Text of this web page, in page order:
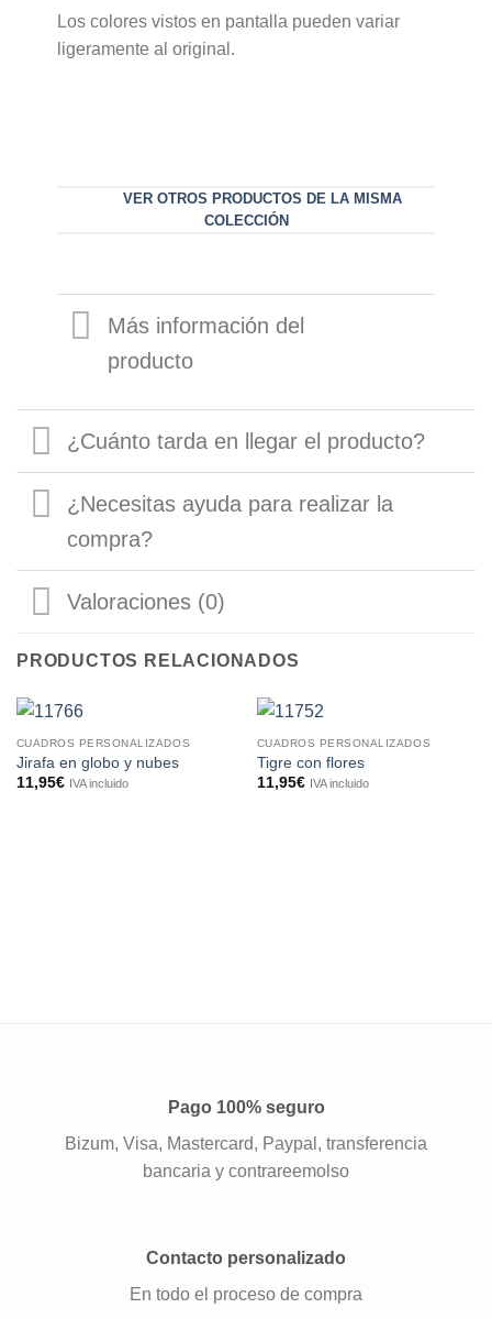
Los colores vistos en pantalla pueden variar
ligeramente al original.
VER OTROS PRODUCTOS DE LA MISMA
COLECCIÓN
Más información del
producto
¿Cuánto tarda en llegar el producto?
¿Necesitas ayuda para realizar la
compra?
Valoraciones (0)
PRODUCTOS RELACIONADOS
CUADROS PERSONALIZADOS
Jirafa en globo y nubes
11,95€ IVA incluido
CUADROS PERSONALIZADOS
Tigre con flores
11,95€ IVA incluido
Pago 100% seguro
Bizum, Visa, Mastercard, Paypal, transferencia
bancaria y contrareemolso
Contacto personalizado
En todo el proceso de compra